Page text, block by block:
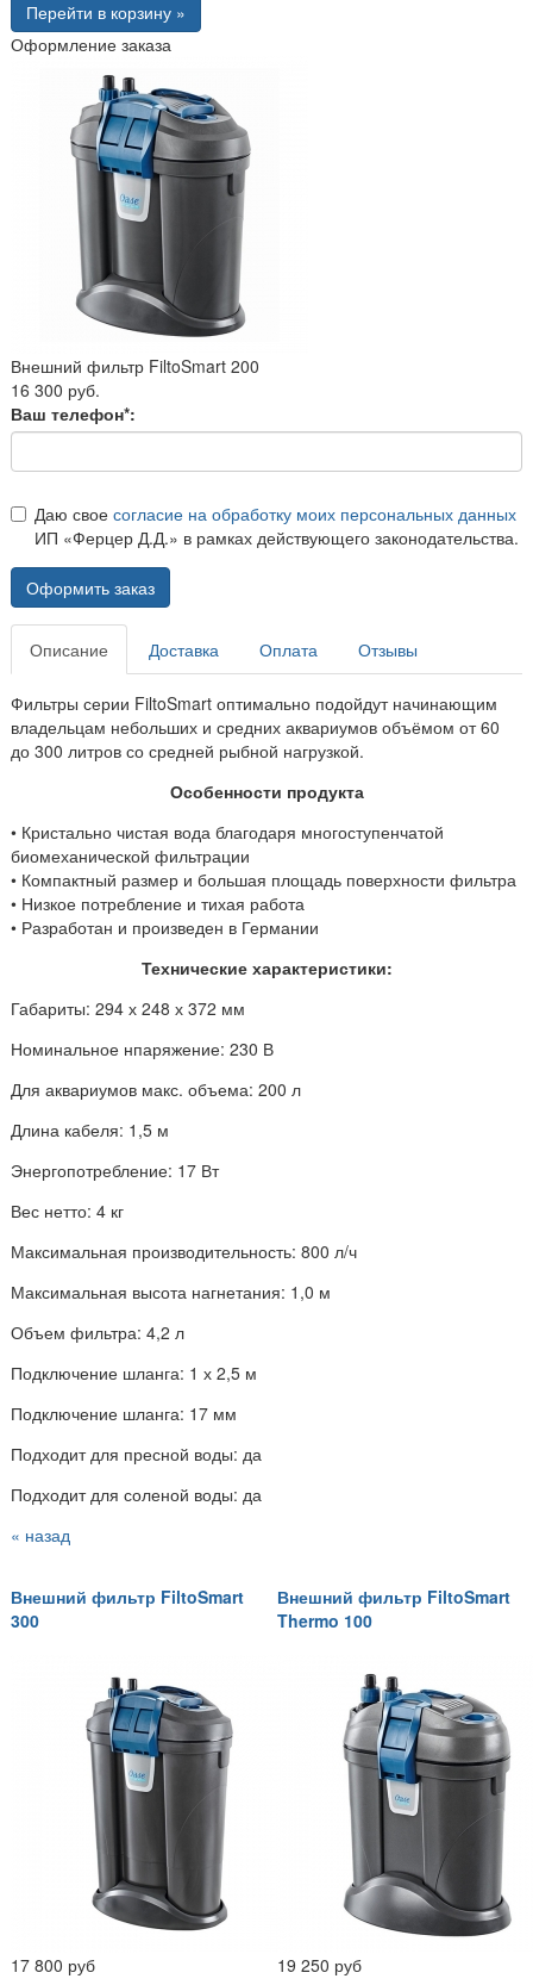
Перейти в корзину »
Оформление заказа
Внешний фильтр FiltoSmart 200
16 300 руб.
Ваш телефон*:
Даю свое согласие на обработку моих персональных данных
ИП «Ферцер Д.Д.» в рамках действующего законодательства.
Оформить заказ
Описание Доставка Оплата Отзывы
Фильтры серии FiltoSmart оптимально подойдут начинающим
владельцам небольших и средних аквариумов объёмом от 60
до 300 литров со средней рыбной нагрузкой.
Особенности продукта
• Кристально чистая вода благодаря многоступенчатой
биомеханической фильтрации
• Компактный размер и большая площадь поверхности фильтра
• Низкое потребление и тихая работа
• Разработан и произведен в Германии
Технические характеристики:
Габариты: 294 х 248 х 372 мм
Номинальное нпаряжение: 230 В
Для аквариумов макс. объема: 200 л
Длина кабеля: 1,5 м
Энергопотребление: 17 Вт
Вес нетто: 4 кг
Максимальная производительность: 800 л/ч
Максимальная высота нагнетания: 1,0 м
Объем фильтра: 4,2 л
Подключение шланга: 1 х 2,5 м
Подключение шланга: 17 мм
Подходит для пресной воды: да
Подходит для соленой воды: да
« назад
Внешний фильтр FiltoSmart
300
17 800 руб
Внешний фильтр FiltoSmart
Thermo 100
19 250 руб